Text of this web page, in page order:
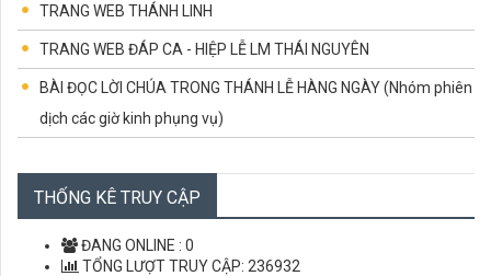
TRANG WEB THÁNH LINH
TRANG WEB ĐÁP CA - HIỆP LỄ LM THÁI NGUYÊN
BÀI ĐỌC LỜI CHÚA TRONG THÁNH LỄ HÀNG NGÀY (Nhóm phiên
dịch các giờ kinh phụng vụ)
CÙNG HỌC LỜI CHÚA
THỐNG KÊ TRUY CẬP
ĐANG ONLINE : 0
TỔNG LƯỢT TRUY CẬP: 236932